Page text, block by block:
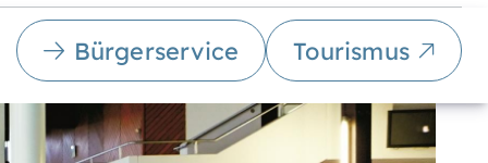
Bürgerservice Tourismus